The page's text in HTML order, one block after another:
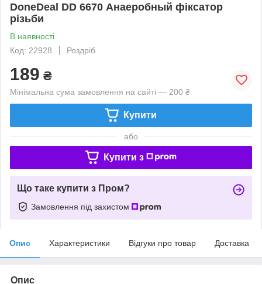
DoneDeal DD 6670 Анаеробный фіксатор
різьби
В наявності
Код: 22928
Роздріб
189 ₴
Мінімальна сума замовлення на сайті — 200 ₴
Купити
або
Купити з
Що таке купити з Пром?
Замовлення під захистом
Опис Характеристики Відгуки про товар Доставка
Опис